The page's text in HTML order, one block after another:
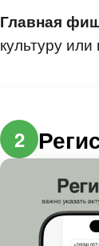
Главная
культуру
2